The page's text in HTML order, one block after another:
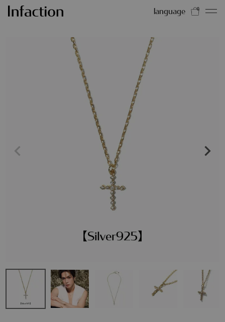
language 0